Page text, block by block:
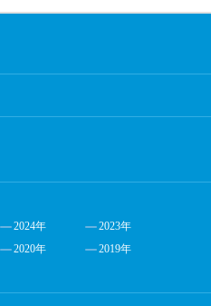
2024年
2023年
2020年
2019年